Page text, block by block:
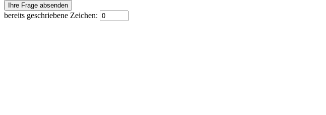
bereits geschriebene Zeichen: